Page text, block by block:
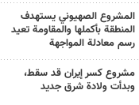
المشروع الصهيوني يستهدف
المنطقة بأكملها والمقاومة تعيد
رسم معادلة المواجهة
مشروع كسر إيران قد سقط،
وبدأت ولادة شرق جديد